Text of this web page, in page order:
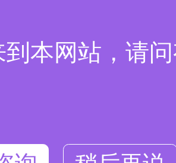
到本网站，请